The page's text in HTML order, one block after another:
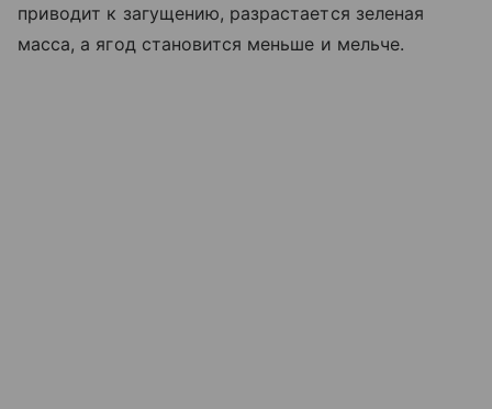
приводит к загущению, разрастается зеленая
масса, а ягод становится меньше и мельче.